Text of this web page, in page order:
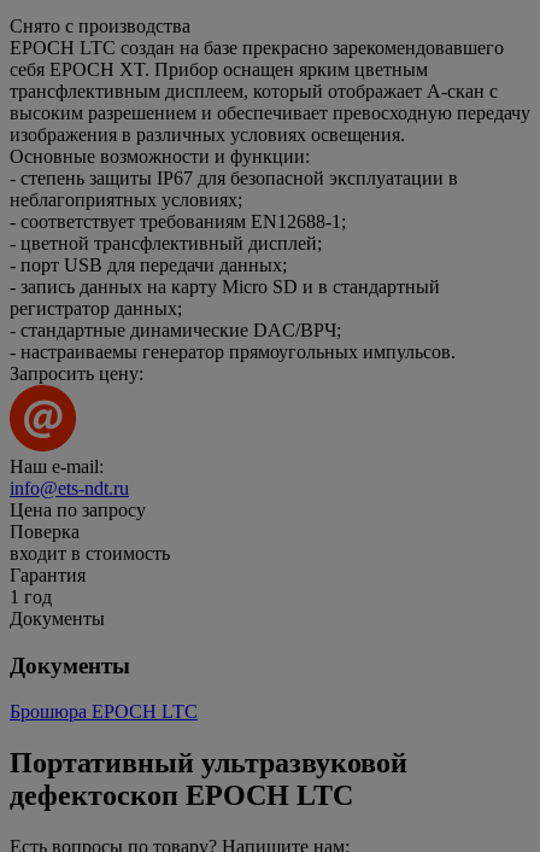
Снято с производства
EPOCH LTC создан на базе прекрасно зарекомендовавшего
себя EPOCH XT. Прибор оснащен ярким цветным
трансфлективным дисплеем, который отображает А-скан с
высоким разрешением и обеспечивает превосходную передачу
изображения в различных условиях освещения.
Основные возможности и функции:
- степень защиты IP67 для безопасной эксплуатации в
неблагоприятных условиях;
- соответствует требованиям EN12688-1;
- цветной трансфлективный дисплей;
- порт USB для передачи данных;
- запись данных на карту Micro SD и в стандартный
регистратор данных;
- стандартные динамические DAC/ВРЧ;
- настраиваемы генератор прямоугольных импульсов.
Запросить цену:
Наш e-mail:
info@ets-ndt.ru
Цена по запросу
Поверка
входит в стоимость
Гарантия
1 год
Документы
Документы
Брошюра EPOCH LTC
Портативный ультразвуковой
дефектоскоп EPOCH LTC
Есть вопросы по товару? Напишите нам: